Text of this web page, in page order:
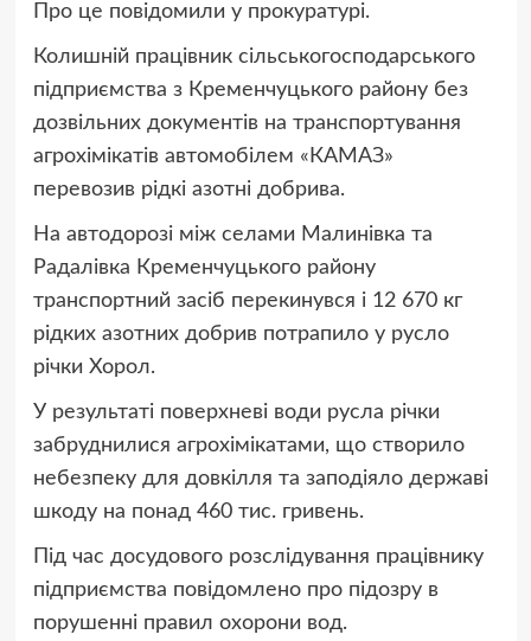
Про це повідомили у прокуратурі.
Колишній працівник сільськогосподарського
підприємства з Кременчуцького району без
дозвільних документів на транспортування
агрохімікатів автомобілем «КАМАЗ»
перевозив рідкі азотні добрива.
На автодорозі між селами Малинівка та
Радалівка Кременчуцького району
транспортний засіб перекинувся і 12 670 кг
рідких азотних добрив потрапило у русло
річки Хорол.
У результаті поверхневі води русла річки
забруднилися агрохімікатами, що створило
небезпеку для довкілля та заподіяло державі
шкоду на понад 460 тис. гривень.
Під час досудового розслідування працівнику
підприємства повідомлено про підозру в
порушенні правил охорони вод.